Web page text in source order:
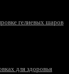
гелиевых шаров
для здоровья